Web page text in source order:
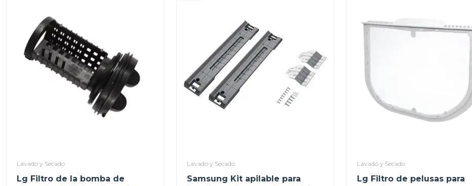
Lavado y Secado
Lg Filtro de la bomba de
Lavado y Secado
Samsung Kit apilable para
Lavado y Secado
Lg Filtro de pelusas para